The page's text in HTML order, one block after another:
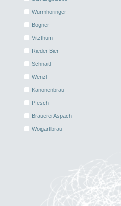
Wurmhöringer
Bogner
Vitzthum
Rieder Bier
Schnaitl
Wenzl
Kanonenbräu
Pfesch
Brauerei Aspach
Woigartlbräu